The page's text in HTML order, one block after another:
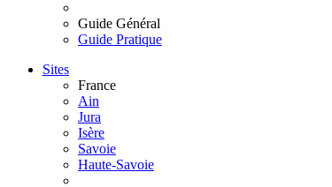
Guide Général
Guide Pratique
Sites
France
Ain
Jura
Isère
Savoie
Haute-Savoie